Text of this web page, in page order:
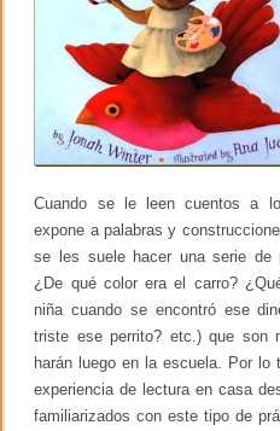
Cuando se le leen cuentos a
expone a palabras y
se les suele hacer una serie de
¿De qué color era el carro?
niña cuando se encontró ese
triste ese perrito? etc.) que son
harán luego en la escuela. Por
experiencia de lectura en casa
familiarizados con este tipo de